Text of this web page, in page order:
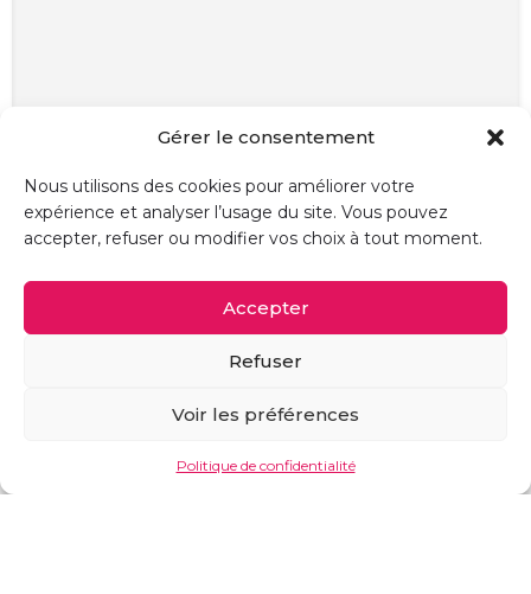
Gérer le consentement
Nous utilisons des cookies pour améliorer votre
expérience et analyser l’usage du site. Vous pouvez
accepter, refuser ou modifier vos choix à tout moment.
Accepter
Refuser
Voir les préférences
Politique de confidentialité